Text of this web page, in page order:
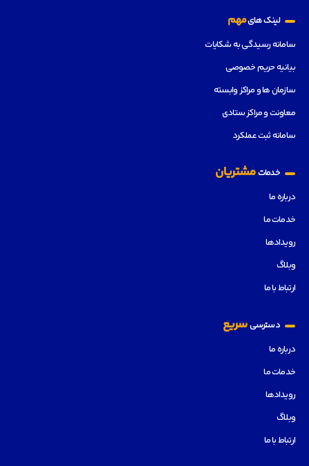
لینک هایمهم
سامانه رسیدگی به شکایات
بیانیه حریم خصوصی
سازمان ها و مراکز وابسته
معاونت و مراکز ستادی
سامانه ثبت عملکرد
خدماتمشتریان
درباره ما
خدمات ما
رویدادها
وبلاگ
ارتباط با ما
دسترسیسریع
درباره ما
خدمات ما
رویدادها
وبلاگ
ارتباط با ما